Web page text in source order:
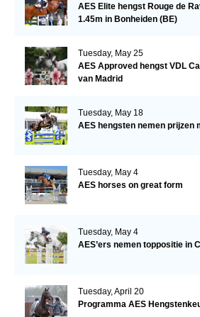
AES Elite hengst Rouge de
1.45m in Bonheiden (BE)
Tuesday, May 25
AES Approved hengst VDL
van Madrid
Tuesday, May 18
AES hengsten nemen prijzen
Tuesday, May 4
AES horses on great form
Tuesday, May 4
AES’ers nemen toppositie in
Tuesday, April 20
Programma AES